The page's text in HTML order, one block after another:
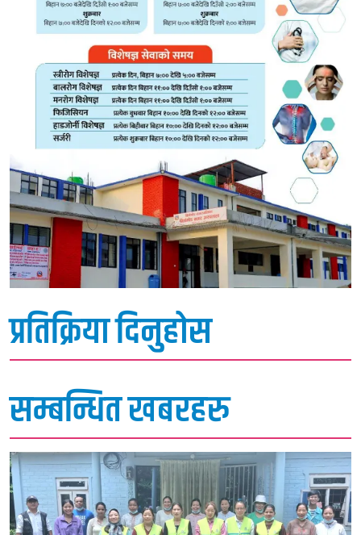
प्रतिक्रिया दिनुहोस
सम्बन्धित खबरहरु